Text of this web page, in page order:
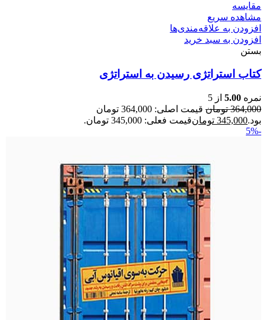
مقایسه
مشاهده سریع
افزودن به علاقه‌مندی‌ها
افزودن به سبد خرید
بستن
کتاب استراتژی رسیدن به استراتژی
نمره 5.00 از 5
364,000 تومان
قیمت اصلی: 364,000 تومان
بود.345,000 تومانقیمت فعلی: 345,000 تومان.
-5%